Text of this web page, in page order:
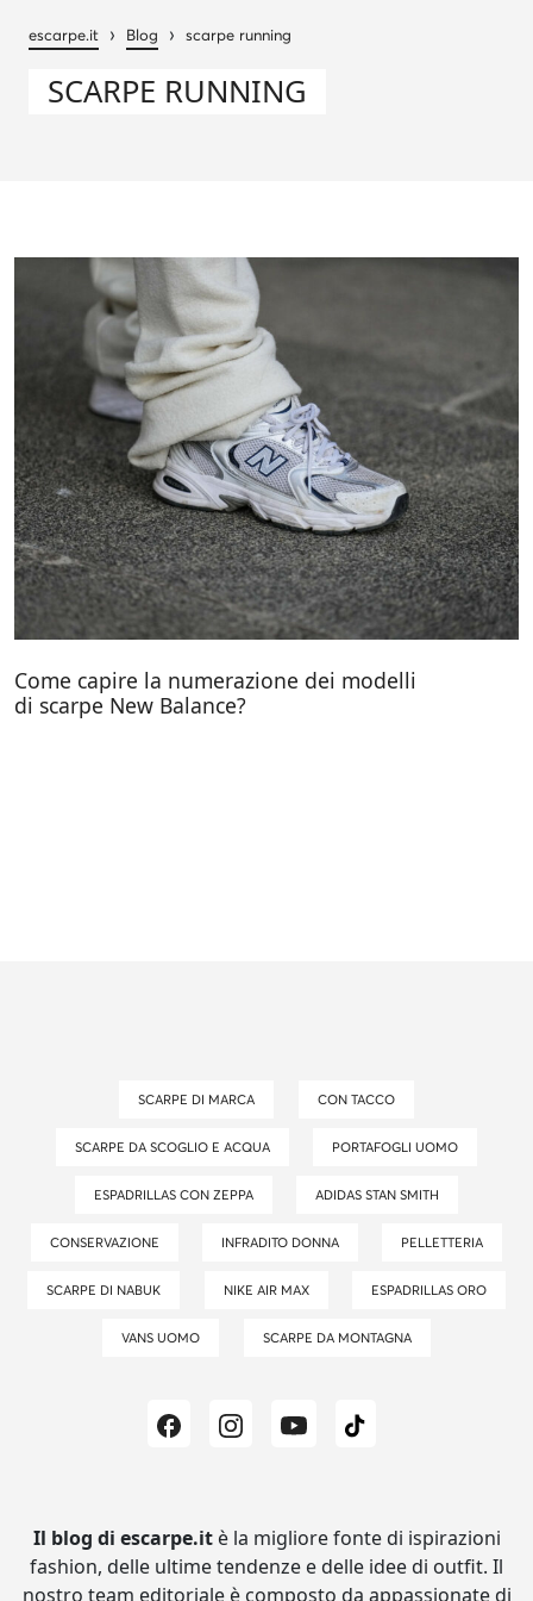
escarpe.it › Blog › scarpe running
SCARPE RUNNING
Come capire la numerazione dei modelli
di scarpe New Balance?
SCARPE DI MARCA CON TACCO
SCARPE DA SCOGLIO E ACQUA PORTAFOGLI UOMO
ESPADRILLAS CON ZEPPA ADIDAS STAN SMITH
CONSERVAZIONE INFRADITO DONNA PELLETTERIA
SCARPE DI NABUK NIKE AIR MAX ESPADRILLAS ORO
VANS UOMO SCARPE DA MONTAGNA
Il blog di escarpe.it è la migliore fonte di ispirazioni
fashion, delle ultime tendenze e delle idee di outfit. Il
nostro team editoriale è composto da appassionate di